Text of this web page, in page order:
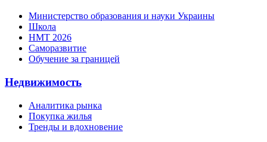
Министерство образования и науки Украины
Школа
НМТ 2026
Саморазвитие
Обучение за границей
Недвижимость
Аналитика рынка
Покупка жилья
Тренды и вдохновение